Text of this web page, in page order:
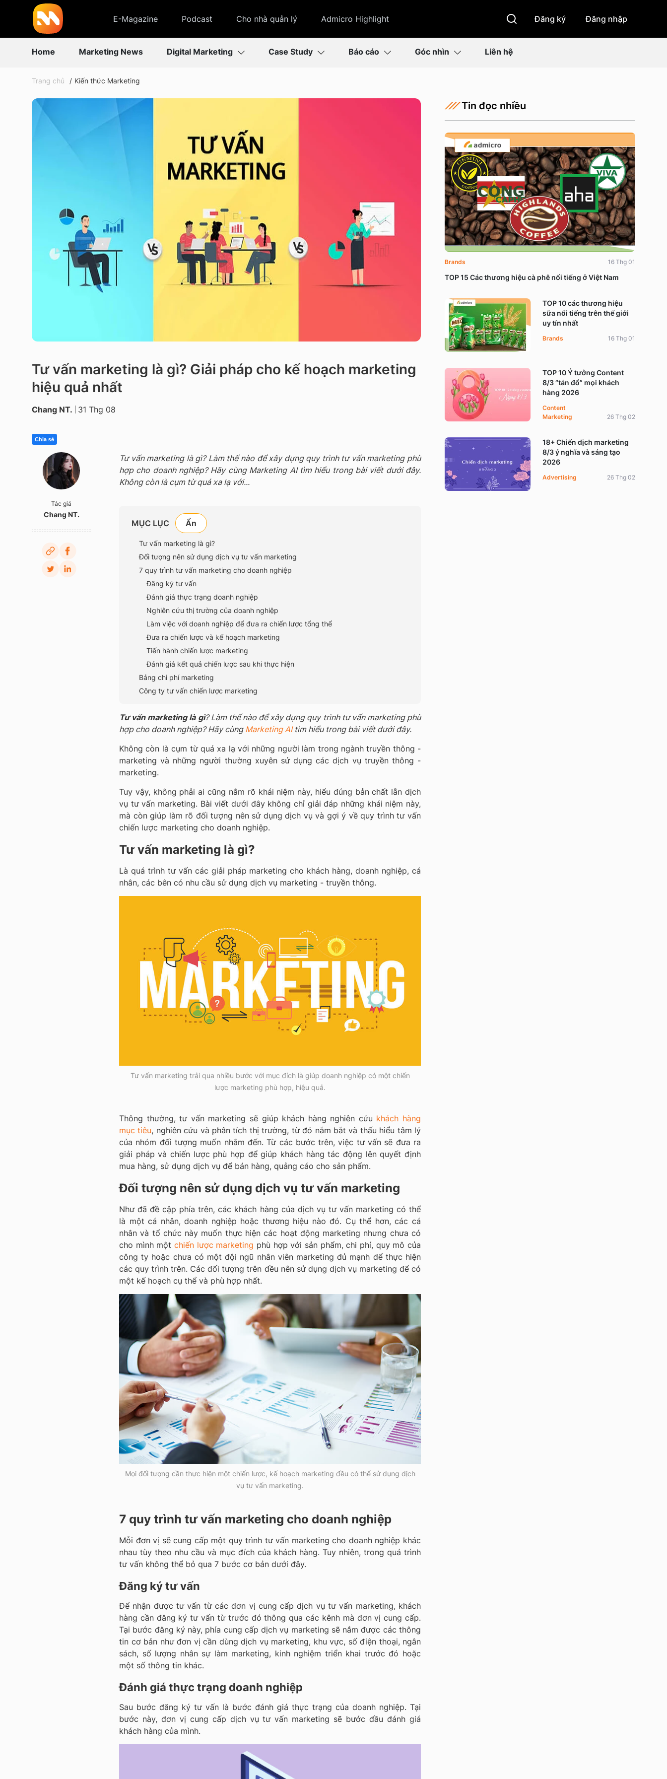
E-Magazine Podcast Cho nhà quản lý Admicro Highlight Đăng ký Đăng nhập
Home Marketing News Digital Marketing Case Study Báo cáo Góc nhìn Liên hệ
Trang chủ Kiến thức Marketing
Tư vấn marketing là gì? Giải pháp cho kế hoạch marketing
hiệu quả nhất
Chang NT. 31 Thg 08
Chia sẻ
Tác giả
Chang NT.
Tư vấn marketing là gì? Làm thế nào để xây dựng quy trình tư vấn marketing phù
hợp cho doanh nghiệp? Hãy cùng Marketing AI tìm hiểu trong bài viết dưới đây.
Không còn là cụm từ quá xa lạ với...
MỤC LỤC
Tư vấn marketing là gì?
Đối tượng nên sử dụng dịch vụ tư vấn marketing
7 quy trình tư vấn marketing cho doanh nghiệp
Đăng ký tư vấn
Đánh giá thực trạng doanh nghiệp
Nghiên cứu thị trường của doanh nghiệp
Làm việc với doanh nghiệp để đưa ra chiến lược tổng thể
Đưa ra chiến lược và kế hoạch marketing
Tiến hành chiến lược marketing
Đánh giá kết quả chiến lược sau khi thực hiện
Bảng chi phí marketing
Công ty tư vấn chiến lược marketing
Tư vấn marketing là gì? Làm thế nào để xây dựng quy trình tư vấn marketing phù
hợp cho doanh nghiệp? Hãy cùng Marketing AItìm hiểu trong bài viết dưới đây.
Không còn là cụm từ quá xa lạ với những người làm trong ngành truyền thông -
marketing và những người thường xuyên sử dụng các dịch vụ truyền thông -
marketing.
Tuy vậy, không phải ai cũng nắm rõ khái niệm này, hiểu đúng bản chất lẫn dịch
vụ tư vấn marketing. Bài viết dưới đây không chỉ giải đáp những khái niệm này,
mà còn giúp làm rõ đối tượng nên sử dụng dịch vụ và gợi ý về quy trình tư vấn
chiến lược marketing cho doanh nghiệp.
Tư vấn marketing là gì?
Là quá trình tư vấn các giải pháp marketing cho khách hàng, doanh nghiệp, cá
nhân, các bên có nhu cầu sử dụng dịch vụ marketing - truyền thông.
Tư vấn marketing trải qua nhiều bước với mục đích là giúp doanh nghiệp có một chiến
lược marketing phù hợp, hiệu quả.
Thông thường, tư vấn marketing sẽ giúp khách hàng nghiên cứu khách hàng
mục tiêu, nghiên cứu và phân tích thị trường, từ đó nắm bắt và thấu hiểu tâm lý
của nhóm đối tượng muốn nhắm đến. Từ các bước trên, việc tư vấn sẽ đưa ra
giải pháp và chiến lược phù hợp để giúp khách hàng tác động lên quyết định
mua hàng, sử dụng dịch vụ để bán hàng, quảng cáo cho sản phẩm.
Đối tượng nên sử dụng dịch vụ tư vấn marketing
Như đã đề cập phía trên, các khách hàng của dịch vụ tư vấn marketing có thể
là một cá nhân, doanh nghiệp hoặc thương hiệu nào đó. Cụ thể hơn, các cá
nhân và tổ chức này muốn thực hiện các hoạt động marketing nhưng chưa có
cho mình một chiến lược marketing phù hợp với sản phẩm, chi phí, quy mô của
công ty hoặc chưa có một đội ngũ nhân viên marketing đủ mạnh để thực hiện
các quy trình trên. Các đối tượng trên đều nên sử dụng dịch vụ marketing để có
một kế hoạch cụ thể và phù hợp nhất.
Mọi đối tượng cần thực hiện một chiến lược, kế hoạch marketing đều có thể sử dụng dịch
vụ tư vấn marketing.
7 quy trình tư vấn marketing cho doanh nghiệp
Mỗi đơn vị sẽ cung cấp một quy trình tư vấn marketing cho doanh nghiệp khác
nhau tùy theo nhu cầu và mục đích của khách hàng. Tuy nhiên, trong quá trình
tư vấn không thể bỏ qua 7 bước cơ bản dưới đây.
Đăng ký tư vấn
Để nhận được tư vấn từ các đơn vị cung cấp dịch vụ tư vấn marketing, khách
hàng cần đăng ký tư vấn từ trước đó thông qua các kênh mà đơn vị cung cấp.
Tại bước đăng ký này, phía cung cấp dịch vụ marketing sẽ nắm được các thông
tin cơ bản như đơn vị cần dùng dịch vụ marketing, khu vực, số điện thoại, ngân
sách, số lượng nhân sự làm marketing, kinh nghiệm triển khai trước đó hoặc
một số thông tin khác.
Đánh giá thực trạng doanh nghiệp
Sau bước đăng ký tư vấn là bước đánh giá thực trạng của doanh nghiệp. Tại
bước này, đơn vị cung cấp dịch vụ tư vấn marketing sẽ bước đầu đánh giá
khách hàng của mình.
Tin đọc nhiều
TOP 15 Các thương hiệu cà phê nổi tiếng ở Việt Nam
Brands 16 Thg 01
TOP 10 các thương hiệu
sữa nổi tiếng trên thế giới
uy tín nhất
Brands 16 Thg 01
TOP 10 Ý tưởng Content
8/3 “tán đổ” mọi khách
hàng 2026
Content
Marketing
26 Thg 02
18+ Chiến dịch marketing
8/3 ý nghĩa và sáng tạo
2026
Advertising 26 Thg 02